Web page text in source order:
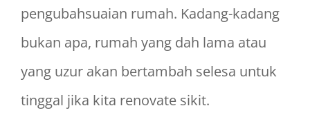
pengubahsuaian rumah. Kadang-kadang
bukan apa, rumah yang dah lama atau
yang uzur akan bertambah selesa untuk
tinggal jika kita renovate sikit.